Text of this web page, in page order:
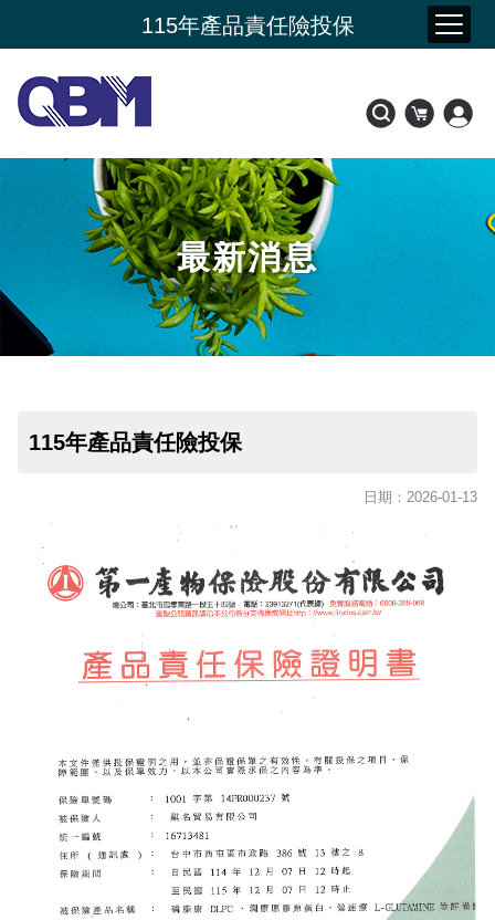
115年產品責任險投保
新品上市- 潤康原 水光膠原蛋白
最新消息
115年產品責任險投保
日期：2026-01-13